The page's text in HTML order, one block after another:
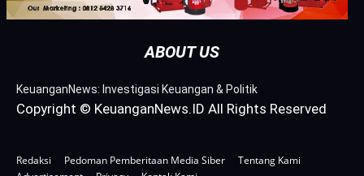
ABOUT US
KeuanganNews: Investigasi Keuangan & Politik
Copyright © KeuanganNews.ID All Rights Reserved
Redaksi Pedoman Pemberitaan Media Siber
Tentang Kami